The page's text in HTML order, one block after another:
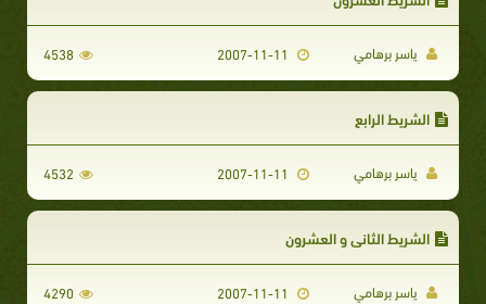
ياسر برهامي 4538
الشريط الرابع
ياسر برهامي 4532
الشريط الثاني و العشرون
ياسر برهامي 4290